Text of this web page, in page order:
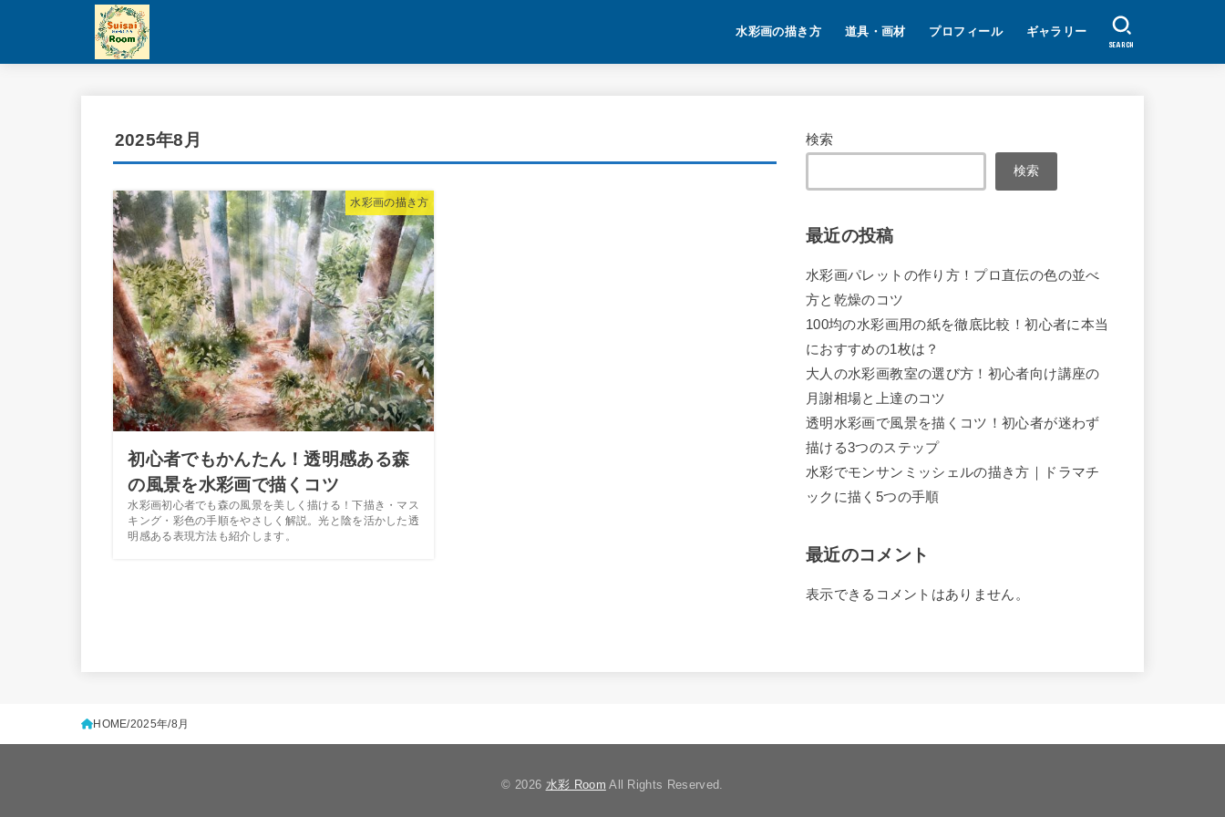
水彩画の描き方 道具・画材 プロフィール ギャラリー
SEARCH
2025年8月
水彩画の描き方
初心者でもかんたん！透明感ある森
の風景を水彩画で描くコツ
水彩画初心者でも森の風景を美しく描ける！下描き・マス
キング・彩色の手順をやさしく解説。光と陰を活かした透
明感ある表現方法も紹介します。
検索
検索
最近の投稿
水彩画パレットの作り方！プロ直伝の色の並べ
方と乾燥のコツ
100均の水彩画用の紙を徹底比較！初心者に本当
におすすめの1枚は？
大人の水彩画教室の選び方！初心者向け講座の
月謝相場と上達のコツ
透明水彩画で風景を描くコツ！初心者が迷わず
描ける3つのステップ
水彩でモンサンミッシェルの描き方｜ドラマチ
ックに描く5つの手順
最近のコメント
表示できるコメントはありません。
HOME 2025年 8月
© 2026 水彩 Room All Rights Reserved.